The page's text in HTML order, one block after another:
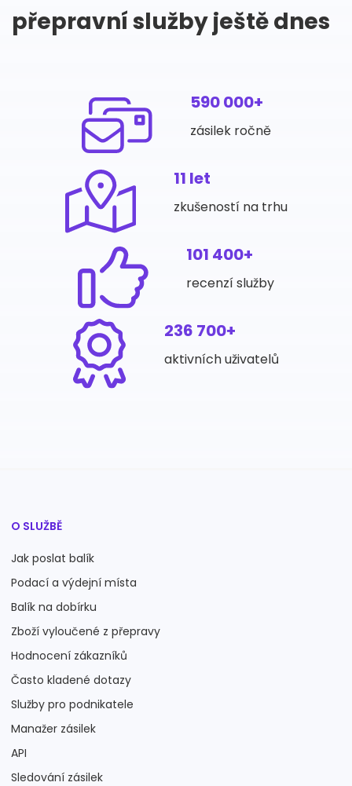
přepravní služby ještě dnes
590 000+
zásilek ročně
11 let
zkušeností na trhu
101 400+
recenzí služby
236 700+
aktivních uživatelů
O SLUŽBĚ
Jak poslat balík
Podací a výdejní místa
Balík na dobírku
Zboží vyloučené z přepravy
Hodnocení zákazníků
Často kladené dotazy
Služby pro podnikatele
Manažer zásilek
API
Sledování zásilek